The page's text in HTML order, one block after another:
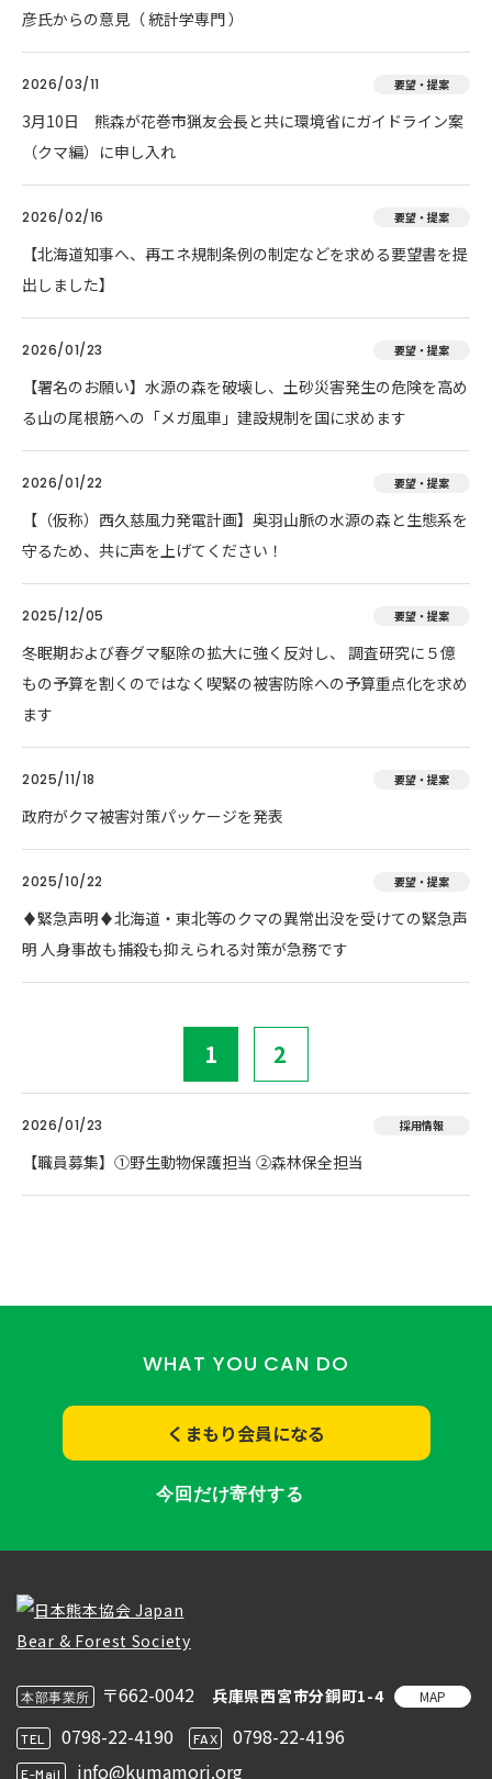
彦氏からの意見（ 統計学専門 ）
2026/03/11 要望・提案
3月10日 熊森が花巻市猟友会長と共に環境省にガイドライン案
（クマ編）に申し入れ
2026/02/16 要望・提案
【北海道知事へ、再エネ規制条例の制定などを求める要望書を提
出しました】
2026/01/23 要望・提案
【署名のお願い】水源の森を破壊し、土砂災害発生の危険を高め
る山の尾根筋への「メガ風車」建設規制を国に求めます
2026/01/22 要望・提案
【（仮称）西久慈風力発電計画】奥羽山脈の水源の森と生態系を
守るため、共に声を上げてください！
2025/12/05 要望・提案
冬眠期および春グマ駆除の拡大に強く反対し、 調査研究に５億
もの予算を割くのではなく喫緊の被害防除への予算重点化を求め
ます
2025/11/18 要望・提案
政府がクマ被害対策パッケージを発表
2025/10/22 要望・提案
♦️緊急声明♦️北海道・東北等のクマの異常出没を受けての緊急声
明 人身事故も捕殺も抑えられる対策が急務です
1 2
2026/01/23 採用情報
【職員募集】①野生動物保護担当 ②森林保全担当
WHAT YOU CAN DO
くまもり会員になる
今回だけ寄付する
本部事業所 〒662-0042 兵庫県西宮市分銅町1-4 MAP
TEL 0798-22-4190 FAX 0798-22-4196
E-Mail info@kumamori.org